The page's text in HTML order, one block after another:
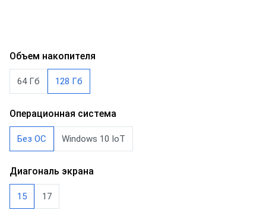
Объем накопителя
64 Гб 128 Гб
Операционная система
Без ОС Windows 10 IoT
Диагональ экрана
15 17